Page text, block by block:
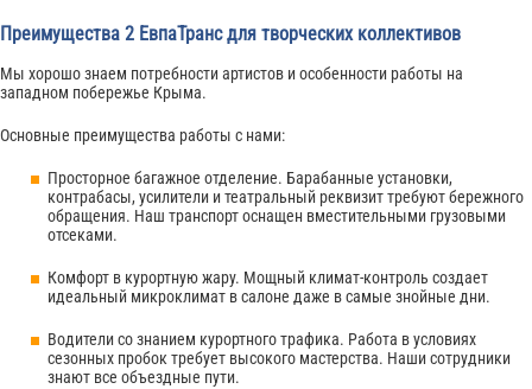
Преимущества 2 ЕвпаТранс для творческих коллективов
Мы хорошо знаем потребности артистов и особенности работы на
западном побережье Крыма.
Основные преимущества работы с нами:
Просторное багажное отделение. Барабанные установки,
контрабасы, усилители и театральный реквизит требуют бережного
обращения. Наш транспорт оснащен вместительными грузовыми
отсеками.
Комфорт в курортную жару. Мощный климат-контроль создает
идеальный микроклимат в салоне даже в самые знойные дни.
Водители со знанием курортного трафика. Работа в условиях
сезонных пробок требует высокого мастерства. Наши сотрудники
знают все объездные пути.